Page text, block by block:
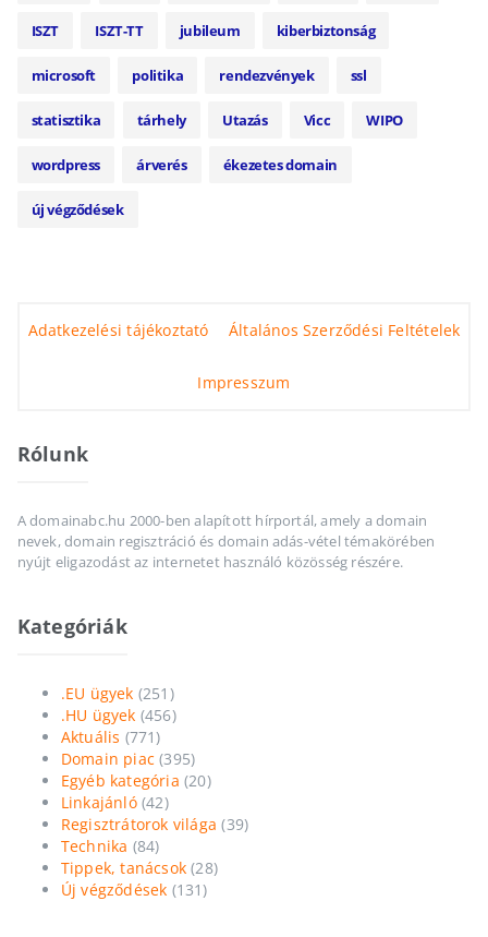
ISZT ISZT-TT jubileum kiberbiztonság
microsoft politika rendezvények ssl
statisztika tárhely Utazás Vicc WIPO
wordpress árverés ékezetes domain
új végződések
Adatkezelési tájékoztató Általános Szerződési Feltételek
Impresszum
Rólunk
A domainabc.hu 2000-ben alapított hírportál, amely a domain
nevek, domain regisztráció és domain adás-vétel témakörében
nyújt eligazodást az internetet használó közösség részére.
Kategóriák
.EU ügyek (251)
.HU ügyek (456)
Aktuális (771)
Domain piac (395)
Egyéb kategória (20)
Linkajánló(42)
Regisztrátorok világa (39)
Technika (84)
Tippek, tanácsok (28)
Új végződések (131)